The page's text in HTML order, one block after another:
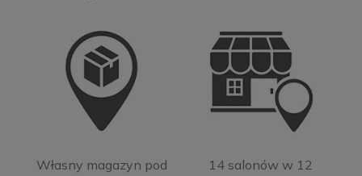
Własny magazyn pod
14 salonów w 12